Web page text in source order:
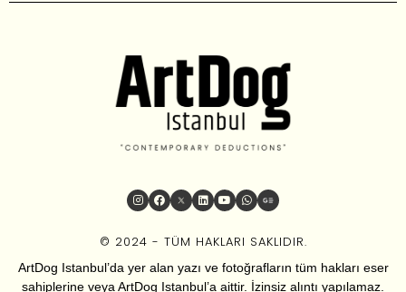
© 2024 - TÜM HAKLARI SAKLIDIR.
ArtDog Istanbul’da yer alan yazı ve fotoğrafların tüm hakları eser
sahiplerine veya ArtDog Istanbul’a aittir. İzinsiz alıntı yapılamaz.